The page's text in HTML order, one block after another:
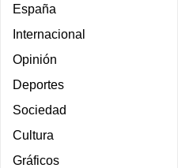
España
Internacional
Opinión
Deportes
Sociedad
Cultura
Gráficos